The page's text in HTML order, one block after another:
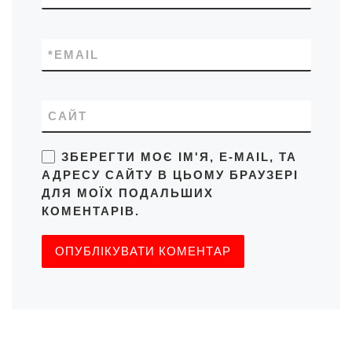
EMAIL
*
САЙТ
ЗБЕРЕГТИ МОЄ ІМ'Я, E-MAIL, ТА
АДРЕСУ САЙТУ В ЦЬОМУ БРАУЗЕРІ
ДЛЯ МОЇХ ПОДАЛЬШИХ
КОМЕНТАРІВ.